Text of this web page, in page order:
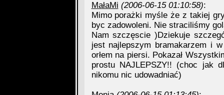
MałaMi (2006-06-15 01:10:58):
Mimo porażki myśle że z takiej
byc zadowoleni. Nie straciliśmy
Nam szczęscie )Dziekuje
jest najlepszym bramakarzem i
orłem na piersi. Pokazał
prostu NAJLEPSZY!! (choc jak
nikomu nic udowadniać)